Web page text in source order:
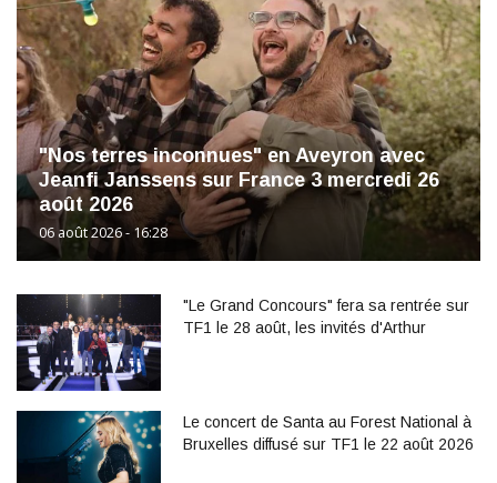
"Nos terres inconnues" en Aveyron avec
Jeanfi Janssens sur France 3 mercredi 26
août 2026
06 août 2026 - 16:28
"Le Grand Concours" fera sa rentrée sur
TF1 le 28 août, les invités d'Arthur
Le concert de Santa au Forest National à
Bruxelles diffusé sur TF1 le 22 août 2026